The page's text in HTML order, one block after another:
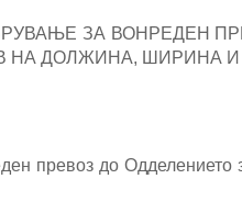
ЗА ВОНРЕДЕН
НА ДОЛЖИНА, ШИРИНА
превоз до